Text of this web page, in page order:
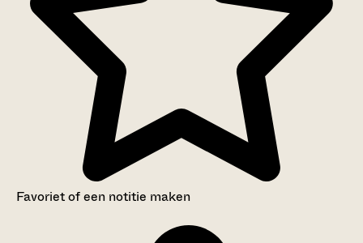
Favoriet of een notitie maken